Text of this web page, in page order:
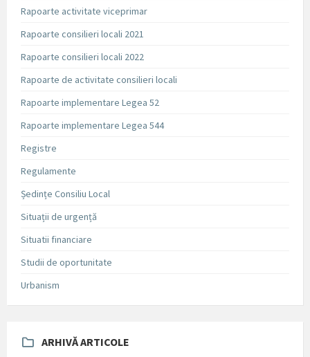
Rapoarte activitate viceprimar
Rapoarte consilieri locali 2021
Rapoarte consilieri locali 2022
Rapoarte de activitate consilieri locali
Rapoarte implementare Legea 52
Rapoarte implementare Legea 544
Registre
Regulamente
Ședințe Consiliu Local
Situații de urgență
Situatii financiare
Studii de oportunitate
Urbanism
ARHIVĂ ARTICOLE